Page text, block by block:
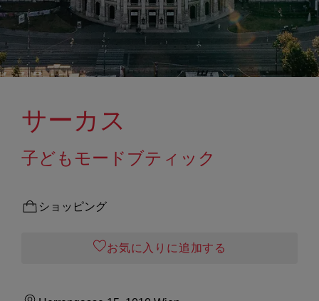
サーカス
子どもモードブティック
ショッピング
お気に入りに追加する